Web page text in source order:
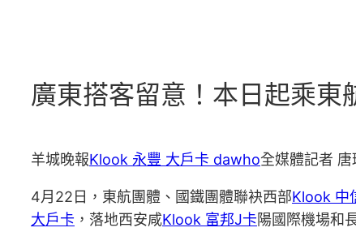
廣東搭客留意！本日起乘東
羊城晚報Klook 永豐 大戶卡 dawho全媒體記者
4月22日，東航團體、國鐵團體聯袂西部Klook 中
大戶卡 ，落地西安咸Klook 富邦J卡陽國際機場和